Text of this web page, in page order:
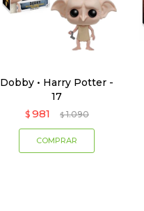
Dobby • Harry Potter -
17
$ 981 $ 1.090